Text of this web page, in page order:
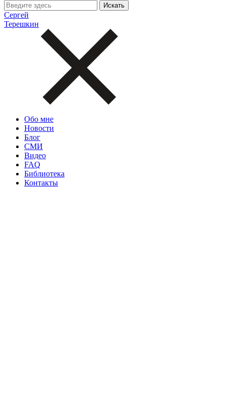
Сергей
Терешкин
Обо мне
Новости
Блог
СМИ
Видео
FAQ
Библиотека
Контакты